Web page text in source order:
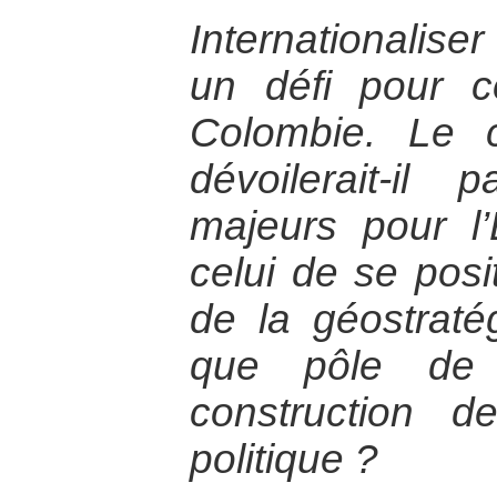
un défi pour
Colombie. Le
dévoilerait-il
majeurs pour
celui de se
de la
que pôle de
construction
politique ?